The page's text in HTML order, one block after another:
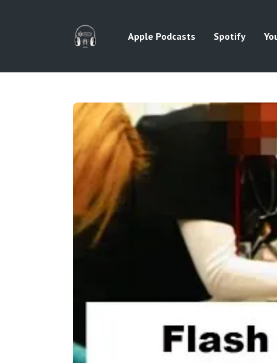
Apple Podcasts Spotify